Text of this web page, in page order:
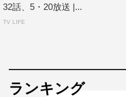
32話、5・20放送 |...
TV LIFE
ランキング